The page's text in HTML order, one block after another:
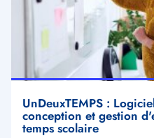
UnDeuxTEMPS :
conception et gestion
temps scolaire